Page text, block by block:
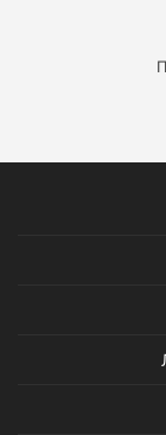
Театральные